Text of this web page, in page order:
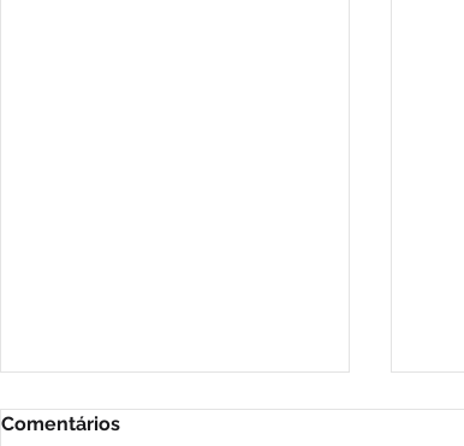
Comentários